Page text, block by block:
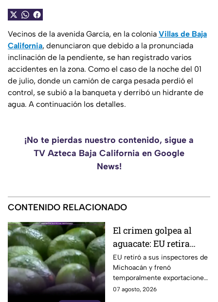
Vecinos de la avenida García, en la colonia Villas de Baja
California, denunciaron que debido a la pronunciada
inclinación de la pendiente, se han registrado varios
accidentes en la zona. Como el caso de la noche del 01
de julio, donde un camión de carga pesada perdió el
control, se subió a la banqueta y derribó un hidrante de
agua. A continuación los detalles.
¡No te pierdas nuestro contenido, sigue a
TV Azteca Baja California en Google
News!
CONTENIDO RELACIONADO
El crimen golpea al
aguacate: EU retira
inspectores y suspende
temporalmente
exportaciones
EU retiró a sus inspectores de
Michoacán y frenó
temporalmente exportaciones
de aguacate ante la
07 agosto, 2026